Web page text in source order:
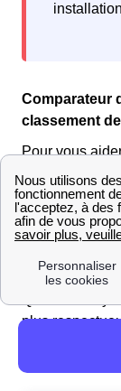
Comparateur
classement
Pour vous
nombreuses
est essentiel
Découvrez
spécialement
énergétiques
plus
additionnels,